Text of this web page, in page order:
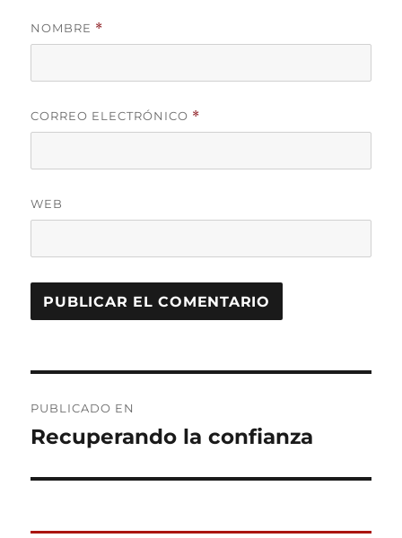
NOMBRE *
CORREO ELECTRÓNICO *
WEB
de
PUBLICADO EN
Recuperando la confianza